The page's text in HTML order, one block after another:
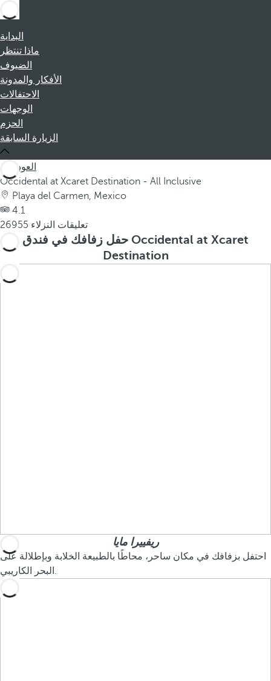
البداية
ماذا تنتظر
الضيوف
الأفكار والمدونة
الاحتفالات
الوجهات
الحزم
الزيارة السابقة
العودة
Occidental at Xcaret Destination - All Inclusive
Playa del Carmen, Mexico
4.1
26955 تعليقات النزلاء
حفل زفافك في فندق Occidental at Xcaret
Destination
ريفييرا مايا
احتفل بزفافك في مكان ساحر، محاطًا بالطبيعة الخلابة وبإطلالة على
البحر الكاريبي.